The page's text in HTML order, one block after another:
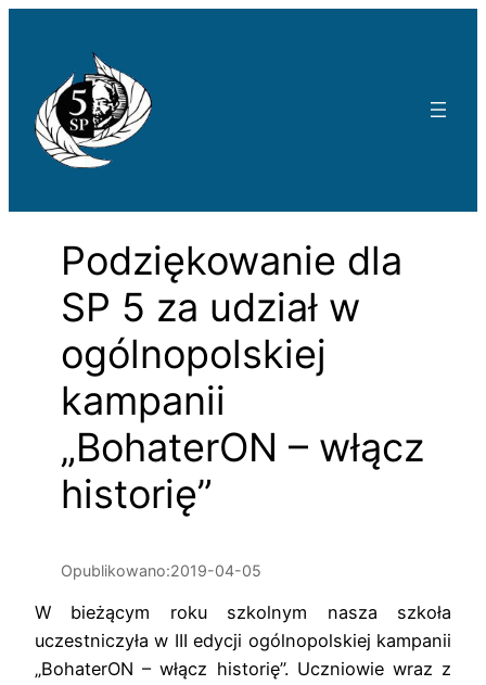
Podziękowanie dla
SP 5 za udział w
ogólnopolskiej
kampanii
„BohaterON – włącz
historię”
Opublikowano:2019-04-05
W bieżącym roku szkolnym nasza szkoła
uczestniczyła w III edycji ogólnopolskiej kampanii
„BohaterON – włącz historię”. Uczniowie wraz z